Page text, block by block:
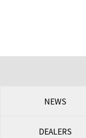
NEWS
DEALERS